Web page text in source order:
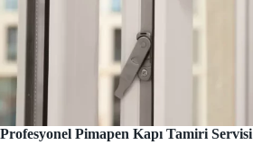
Profesyonel Pimapen Kapı Tamiri Servisi